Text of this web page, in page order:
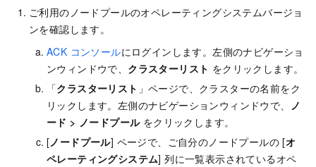
ご利用のノードプールのオペレーティングシステムバージョ
ンを確認します。
ACK コンソールにログインします。左側のナビゲーショ
ンウィンドウで、 クラスターリスト をクリックします。
「クラスターリスト 」ページで、クラスターの名前をク
リックします。左側のナビゲーションウィンドウで、
ノ
ード > ノードプールをクリックします。
[ノードプール] ページで、ご自分のノードプールの [オ
ペレーティングシステム] 列に一覧表示されているオペ